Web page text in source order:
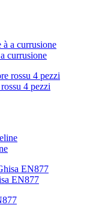
currusione
4 pezzi
EN877